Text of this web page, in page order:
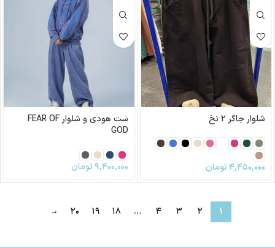
شلوار جاگر ۲ نخ
۴,۴۵۰,۰۰۰تومان
ست هودی و شلوار FEAR OF
GOD
۹,۴۰۰,۰۰۰تومان
۱ ۲ ۳ ۴ … ۱۸ ۱۹ ۲۰ →